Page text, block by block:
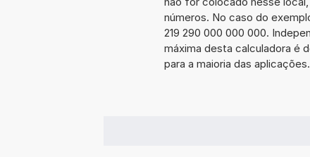
números. No caso do
219 290 000 000 000.
máxima desta calculadora é
para a maioria das aplicações.